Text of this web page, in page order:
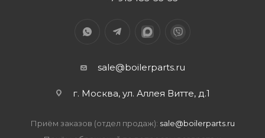
sale@boilerparts.ru
г. Москва, ул. Аллея Витте, д.1
Приём заказов (отдел продаж): sale@boilerparts.ru